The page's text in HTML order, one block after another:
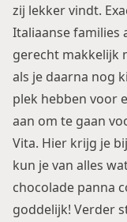
zij lekker vindt.
Italiaanse families
gerecht makkelijk
als je daarna nog
plek hebben voor
aan om te gaan
Vita. Hier krijg je
kun je van alles
chocolade panna
goddelijk! Verder